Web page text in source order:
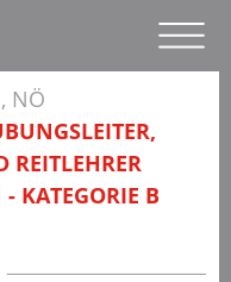
NÖ
REITLEHRER
KATEGORIE B